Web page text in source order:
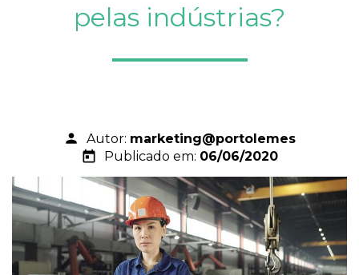
pelas indústrias?
person Autor: marketing@portolemes
today Publicado em: 06/06/2020